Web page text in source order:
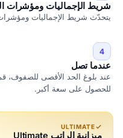
شريط الإجماليات ومؤشرات
يتحدّث شريط الإجماليات ومؤشرات
4
عندما تصل
للحصول على سعة أكبر.
ULTIMATE
ميزانية الراتب Ultimate